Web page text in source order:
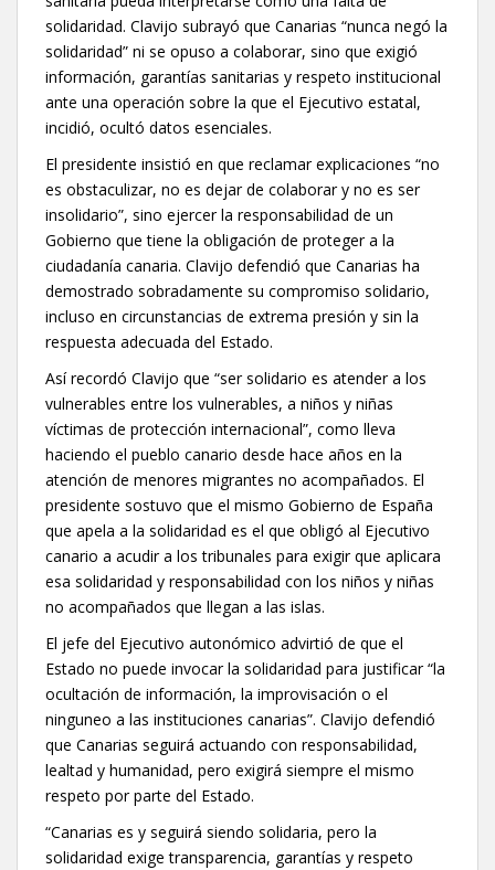
solidaridad. Clavijo subrayó que Canarias “nunca negó la
solidaridad” ni se opuso a colaborar, sino que exigió
información, garantías sanitarias y respeto institucional
ante una operación sobre la que el Ejecutivo estatal,
incidió, ocultó datos esenciales.
El presidente insistió en que reclamar explicaciones “no
es obstaculizar, no es dejar de colaborar y no es ser
insolidario”, sino ejercer la responsabilidad de un
Gobierno que tiene la obligación de proteger a la
ciudadanía canaria. Clavijo defendió que Canarias ha
demostrado sobradamente su compromiso solidario,
incluso en circunstancias de extrema presión y sin la
respuesta adecuada del Estado.
Así recordó Clavijo que “ser solidario es atender a los
vulnerables entre los vulnerables, a niños y niñas
víctimas de protección internacional”, como lleva
haciendo el pueblo canario desde hace años en la
atención de menores migrantes no acompañados. El
presidente sostuvo que el mismo Gobierno de España
que apela a la solidaridad es el que obligó al Ejecutivo
canario a acudir a los tribunales para exigir que aplicara
esa solidaridad y responsabilidad con los niños y niñas
no acompañados que llegan a las islas.
El jefe del Ejecutivo autonómico advirtió de que el
Estado no puede invocar la solidaridad para justificar “la
ocultación de información, la improvisación o el
ninguneo a las instituciones canarias”. Clavijo defendió
que Canarias seguirá actuando con responsabilidad,
lealtad y humanidad, pero exigirá siempre el mismo
respeto por parte del Estado.
“Canarias es y seguirá siendo solidaria, pero la
solidaridad exige transparencia, garantías y respeto